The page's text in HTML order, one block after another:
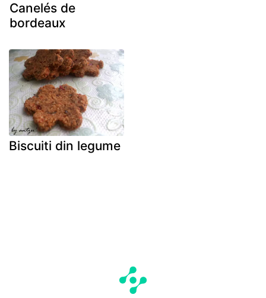
Canelés de
bordeaux
Biscuiti din legume